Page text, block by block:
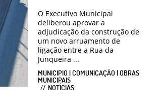
O Executivo Municipal
deliberou aprovar a
adjudicação da construção de
um novo arruamento de
ligação entre a Rua da
Junqueira ...
MUNICIPIO | COMUNICAÇÃO | OBRAS
MUNICIPAIS
NOTÍCIAS